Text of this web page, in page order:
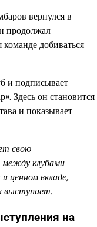
вернулся в
продолжал
добиваться
и подписывает
Здесь он становится
и показывает
свою
между клубами
ценном вкладе,
выступает.
на